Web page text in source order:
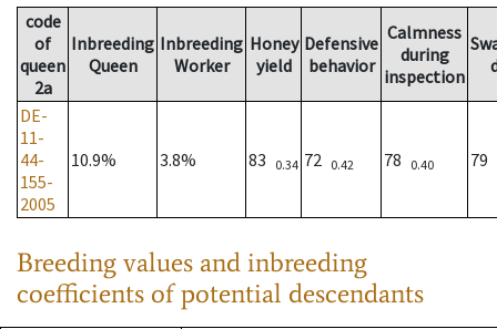
code
of
queen
2a
Inbreeding
Queen
Inbreeding
Worker
Honey
yield
Defensive
behavior
Calmness
during
inspection
DE-
11-
44-
155-
2005
10.9% 3.8% 83 0.34 72 0.42 78 0.40 79
Breeding values and inbreeding
coefficients of potential descendants